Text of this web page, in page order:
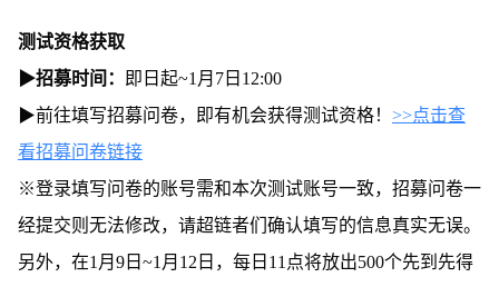
测试资格获取
▶招募时间：
即日起~1月7日12:00
▶前往填写招募问卷，即有机会获得测试资格！ >>点击查
看招募问卷链接
※登录填写问卷的账号需和本次测试账号一致，招募问卷一
经提交则无法修改，请超链者们确认填写的信息真实无误。
另外，在1月9日~1月12日，每日11点将放出500个先到先得